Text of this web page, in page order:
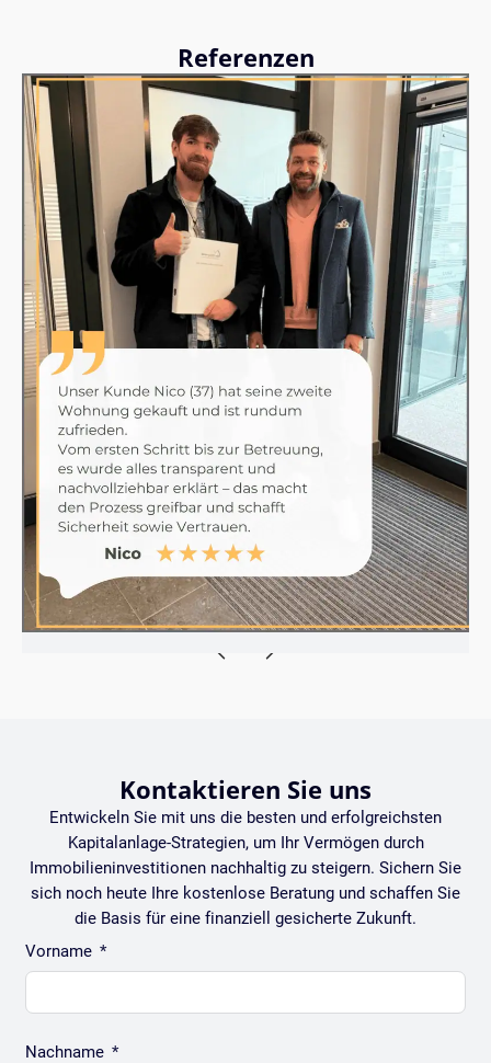
Referenzen
Kontaktieren Sie uns
Entwickeln Sie mit uns die besten und erfolgreichsten
Kapitalanlage-Strategien, um Ihr Vermögen durch
Immobilieninvestitionen nachhaltig zu steigern. Sichern Sie
sich noch heute Ihre kostenlose Beratung und schaffen Sie
die Basis für eine finanziell gesicherte Zukunft.
Vorname
Nachname